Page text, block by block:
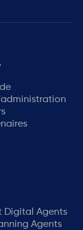
Digital Agents
Agents